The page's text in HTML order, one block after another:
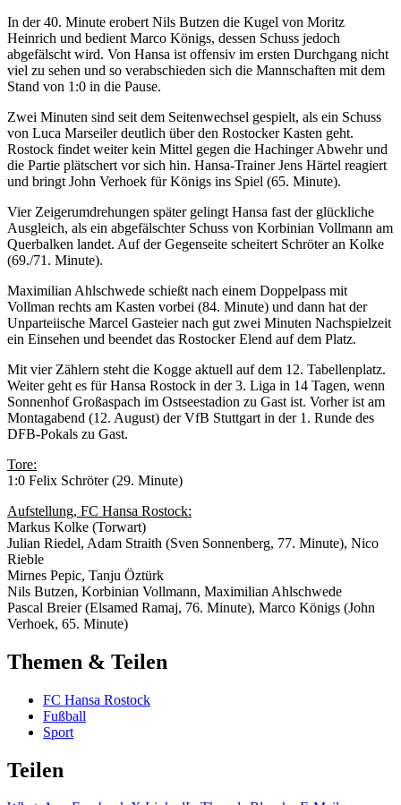
In der 40. Minute erobert Nils Butzen die Kugel von Moritz
Heinrich und bedient Marco Königs, dessen Schuss jedoch
abgefälscht wird. Von Hansa ist offensiv im ersten Durchgang nicht
viel zu sehen und so verabschieden sich die Mannschaften mit dem
Stand von 1:0 in die Pause.
Zwei Minuten sind seit dem Seitenwechsel gespielt, als ein Schuss
von Luca Marseiler deutlich über den Rostocker Kasten geht.
Rostock findet weiter kein Mittel gegen die Hachinger Abwehr und
die Partie plätschert vor sich hin. Hansa-Trainer Jens Härtel reagiert
und bringt John Verhoek für Königs ins Spiel (65. Minute).
Vier Zeigerumdrehungen später gelingt Hansa fast der glückliche
Ausgleich, als ein abgefälschter Schuss von Korbinian Vollmann am
Querbalken landet. Auf der Gegenseite scheitert Schröter an Kolke
(69./71. Minute).
Maximilian Ahlschwede schießt nach einem Doppelpass mit
Vollman rechts am Kasten vorbei (84. Minute) und dann hat der
Unparteiische Marcel Gasteier nach gut zwei Minuten Nachspielzeit
ein Einsehen und beendet das Rostocker Elend auf dem Platz.
Mit vier Zählern steht die Kogge aktuell auf dem 12. Tabellenplatz.
Weiter geht es für Hansa Rostock in der 3. Liga in 14 Tagen, wenn
Sonnenhof Großaspach im Ostseestadion zu Gast ist. Vorher ist am
Montagabend (12. August) der VfB Stuttgart in der 1. Runde des
DFB-Pokals zu Gast.
Tore:
1:0 Felix Schröter (29. Minute)
Aufstellung, FC Hansa Rostock:
Markus Kolke (Torwart)
Julian Riedel, Adam Straith (Sven Sonnenberg, 77. Minute), Nico
Rieble
Mirnes Pepic, Tanju Öztürk
Nils Butzen, Korbinian Vollmann, Maximilian Ahlschwede
Pascal Breier (Elsamed Ramaj, 76. Minute), Marco Königs (John
Verhoek, 65. Minute)
Themen & Teilen
FC Hansa Rostock
Fußball
Sport
Teilen